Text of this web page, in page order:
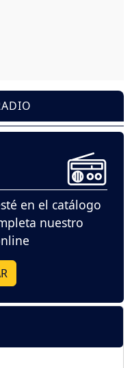
en el catálogo
nuestro